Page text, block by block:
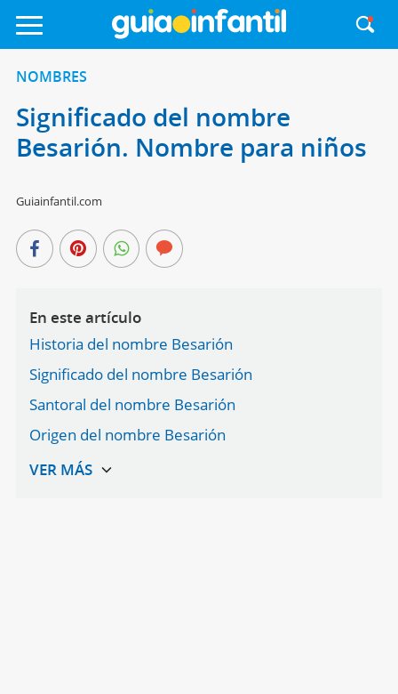
NOMBRES
Significado del nombre
Besarión. Nombre para niños
Guiainfantil.com
En este artículo
Historia del nombre Besarión
Significado del nombre Besarión
Santoral del nombre Besarión
Origen del nombre Besarión